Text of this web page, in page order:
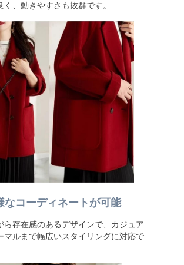
く、動きやすさも抜群です。
なコーディネートが可能
ら存在感のあるデザインで、カジュア
マルまで幅広いスタイリングに対応で